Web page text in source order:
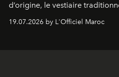
d’origine, le vestiaire
d’expérimentation. Avec Néo
révise les proportions et les
19.07.2026 by L'Officiel Maroc